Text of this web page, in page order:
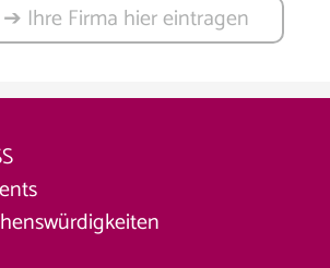
➔ Ihre Firma hier eintragen